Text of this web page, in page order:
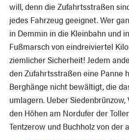
will, denn die Zufahrtsstraßen
jedes Fahrzeug geeignet. Wer
in Demmin in die Kleinbahn und
Fußmarsch von eindreiviertel
ziemlicher Sicherheit! Jedem
den Zufahrtsstraßen eine Panne
Berghänge nicht bewältigt, die
umlagern. Ueber
den Höhen am Nordufer der
Tentzerow und Buchholz von der